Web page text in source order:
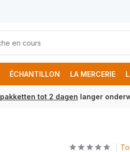
ÉCHANTILLON LA MERCERIE
pakketten tot 2 dagen langer